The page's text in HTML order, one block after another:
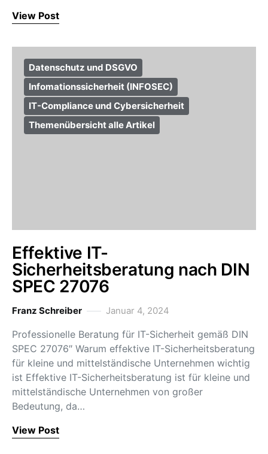
View Post
Datenschutz und DSGVO
Infomationssicherheit (INFOSEC)
IT-Compliance und Cybersicherheit
Themenübersicht alle Artikel
Effektive IT-
Sicherheitsberatung nach DIN
SPEC 27076
Franz Schreiber Januar 4, 2024
Professionelle Beratung für IT-Sicherheit gemäß DIN
SPEC 27076″ Warum effektive IT-Sicherheitsberatung
für kleine und mittelständische Unternehmen wichtig
ist Effektive IT-Sicherheitsberatung ist für kleine und
mittelständische Unternehmen von großer
Bedeutung, da…
View Post